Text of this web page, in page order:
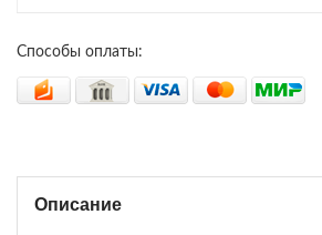
Способы оплаты:
Описание